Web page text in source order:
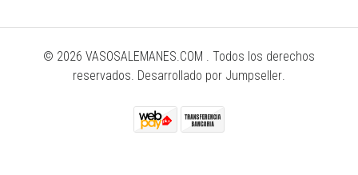
© 2026 VASOSALEMANES.COM . Todos los derechos
reservados. Desarrollado por Jumpseller.